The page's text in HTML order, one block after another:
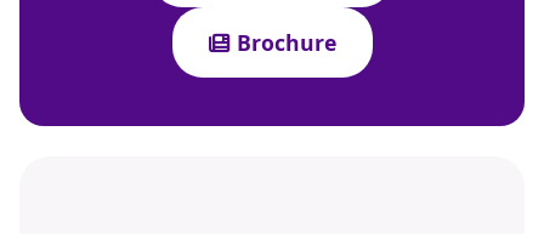
Brochure